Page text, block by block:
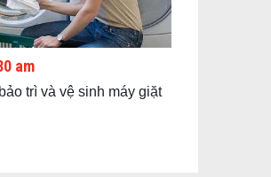
am
trì và vệ sinh máy giặt